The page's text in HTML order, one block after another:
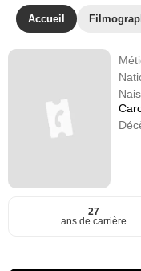
Accueil
27
ans de carrière